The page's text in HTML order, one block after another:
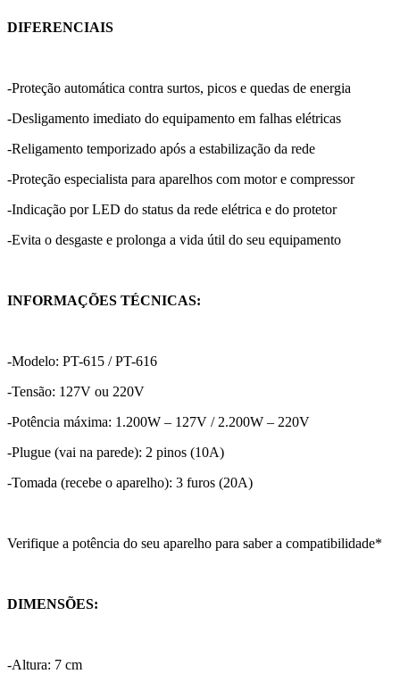
DIFERENCIAIS
-Proteção automática contra surtos, picos e quedas de energia
-Desligamento imediato do equipamento em falhas elétricas
-Religamento temporizado após a estabilização da rede
-Proteção especialista para aparelhos com motor e compressor
-Indicação por LED do status da rede elétrica e do protetor
-Evita o desgaste e prolonga a vida útil do seu equipamento
INFORMAÇÕES TÉCNICAS:
-Modelo: PT-615 / PT-616
-Tensão: 127V ou 220V
-Potência máxima: 1.200W – 127V / 2.200W – 220V
-Plugue (vai na parede): 2 pinos (10A)
-Tomada (recebe o aparelho): 3 furos (20A)
Verifique a potência do seu aparelho para saber a compatibilidade*
DIMENSÕES:
-Altura: 7 cm